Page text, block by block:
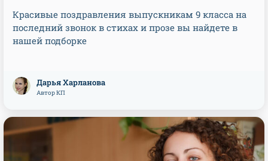
Красивые поздравления выпускникам 9 класса на
последний звонок в стихах и прозе вы найдете в
нашей подборке
Дарья Харланова
Автор КП